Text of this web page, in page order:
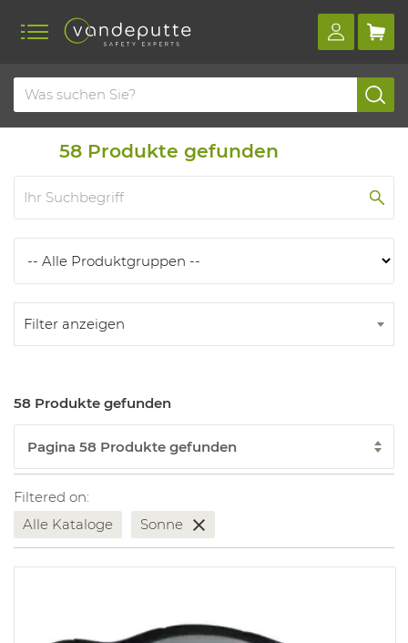
Home Produkte
58 Produkte gefunden
Filter anzeigen
58 Produkte gefunden
Filtered on:
Alle Kataloge
Sonne